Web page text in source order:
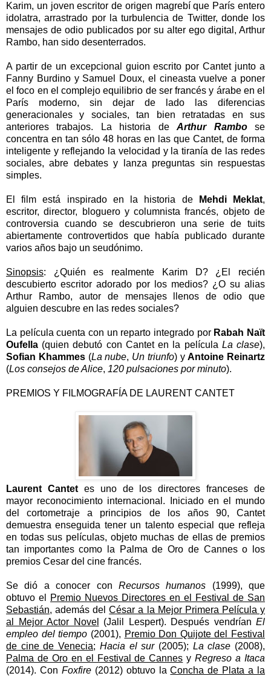
Karim, un joven escritor de origen magrebí que París entero
idolatra, arrastrado por la turbulencia de Twitter, donde los
mensajes de odio publicados por su alter ego digital, Arthur
Rambo, han sido desenterrados.
A partir de un excepcional guion escrito por Cantet junto a
Fanny Burdino y Samuel Doux, el cineasta vuelve a poner
el foco en el complejo equilibrio de ser francés y árabe en el
París moderno, sin dejar de lado las diferencias
generacionales y sociales, tan bien retratadas en sus
anteriores trabajos. La historia deArthur Rambose
concentra en tan sólo 48 horas en las que Cantet, de forma
inteligente y reflejando la velocidad y la tiranía de las redes
sociales, abre debates y lanza preguntas sin respuestas
simples.
El film está inspirado en la historia de Mehdi Meklat,
escritor, director, bloguero y columnista francés, objeto de
controversia cuando se descubrieron una serie de tuits
abiertamente controvertidos que había publicado durante
varios años bajo un seudónimo.
Sinopsis: ¿Quién es realmente Karim D? ¿El recién
descubierto escritor adorado por los medios? ¿O su alias
Arthur Rambo, autor de mensajes llenos de odio que
alguien descubre en las redes sociales?
La película cuenta con un reparto integrado por Rabah Naït
Oufella (quien debutó con Cantet en la película La clase),
Sofian Khammes(La nube, Un triunfo) yAntoine Reinartz
(Los consejos de Alice, 120 pulsaciones por minuto).
PREMIOS Y FILMOGRAFÍA DE LAURENT CANTET
Laurent Cantetes uno de los directores franceses de
mayor reconocimiento internacional. Iniciado en el mundo
del cortometraje a principios de los años 90, Cantet
demuestra enseguida tener un talento especial que refleja
en todas sus películas, objeto muchas de ellas de premios
tan importantes como la Palma de Oro de Cannes o los
premios Cesar del cine francés.
Se dió a conocer con Recursos humanos (1999), que
obtuvo el
Premio Nuevos Directores en el Festival de San
Sebastián, además delCésar a la Mejor Primera Película y
al Mejor Actor Novel
(Jalil Lespert). Después vendrían El
empleo del tiempo (2001), Premio Don Quijote del Festival
de cine de Venecia; Hacia el sur(2005); La clase (2008),
Palma de Oro en el Festival de Cannes yRegreso a Itaca
(2014). Con Foxfire (2012) obtuvo laConcha de Plata a la